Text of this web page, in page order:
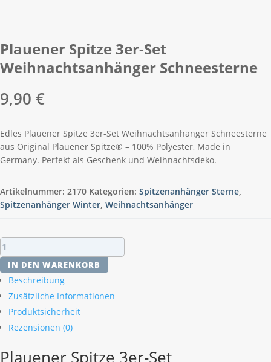
Plauener Spitze 3er-Set
Weihnachtsanhänger Schneesterne
9,90 €
Edles Plauener Spitze 3er-Set Weihnachtsanhänger Schneesterne
aus Original Plauener Spitze® – 100% Polyester, Made in
Germany. Perfekt als Geschenk und Weihnachtsdeko.
Artikelnummer: 2170 Kategorien: Spitzenanhänger Sterne,
Spitzenanhänger Winter, Weihnachtsanhänger
Plauener
Spitze
3er-
Set
Weihnachtsanhänger
Schneesterne
Menge
IN DEN WARENKORB
Beschreibung
Zusätzliche Informationen
Produktsicherheit
Rezensionen (0)
Plauener Spitze 3er-Set